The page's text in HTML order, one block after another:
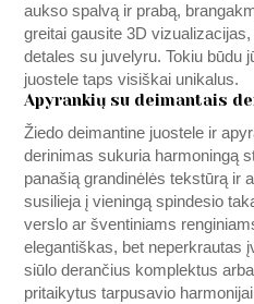
aukso spalvą ir prabą,
greitai gausite 3D
detales su juvelyru. Tokiu būdu
juostele taps visiškai unikalus.
Apyrankių su deimantais
Žiedo deimantine juostele ir
derinimas sukuria harmoningą
panašią grandinėlės tekstūrą ir
susilieja į vieningą spindesio
verslo ar šventiniams
elegantiškas, bet neperkrautas
siūlo derančius komplektus
pritaikytus tarpusavio